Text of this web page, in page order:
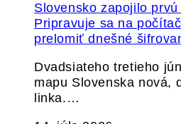
Slovensko zapojilo
Pripravuje sa na
prelomiť dnešné
Dvadsiateho tretieho
mapu Slovenska nová,
linka.…